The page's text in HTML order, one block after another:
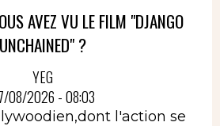
AVEZ VU LE FILM "DJANGO
UNCHAINED" ?
YEG
08/2026 - 08:03
l'action se